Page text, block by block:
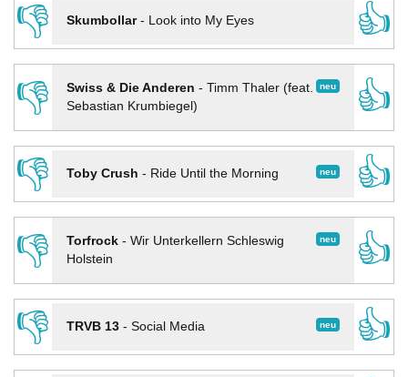
👎
Skumbollar- Look into My Eyes
👍
👎
neu
Swiss & Die Anderen - Timm Thaler (feat.
Sebastian Krumbiegel)
👍
👎
neu
Toby Crush - Ride Until the Morning
👍
👎
neu
Torfrock- Wir Unterkellern Schleswig
Holstein
👍
👎
neu
TRVB 13- Social Media
👍